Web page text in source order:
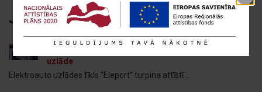
JAUNĀKIE RAKSTI
Eleport atver jaunas uzlādes stacijas – bezmaksas
uzlāde
Elektroauto uzlādes tīkls “Eleport” turpina attīstī ...